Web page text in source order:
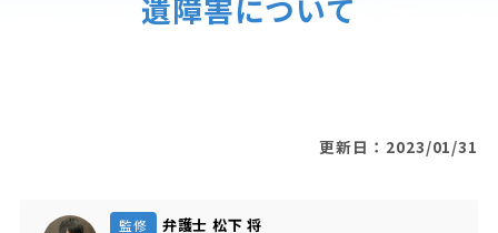
遺障害について
更新日：2023/01/31
監修
弁護士 松下 将